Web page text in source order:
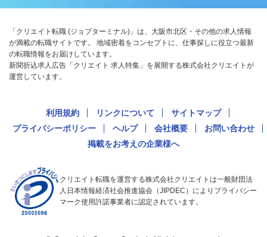
「クリエイト転職 (ジョブターミナル)」は、大阪市北区・その他の求人情報
が満載の転職サイトです。 地域密着をコンセプトに、仕事探しに役立つ最新
の転職情報をお届けしています。
新聞折込求人広告「クリエイト 求人特集」を展開する株式会社クリエイトが
運営しています。
利用規約 リンクについて
サイトマップ
プライバシーポリシー
ヘルプ 会社概要
お問い合わせ
掲載をお考えの企業様へ
クリエイト転職を運営する株式会社クリエイトは一般財団法
人日本情報経済社会推進協会（JIPDEC）によりプライバシー
マーク使用許諾事業者に認定されています。